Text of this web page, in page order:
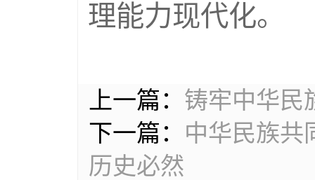
理能力现代化。
上一篇： 铸牢中华民
下一篇： 中华民族共
历史必然